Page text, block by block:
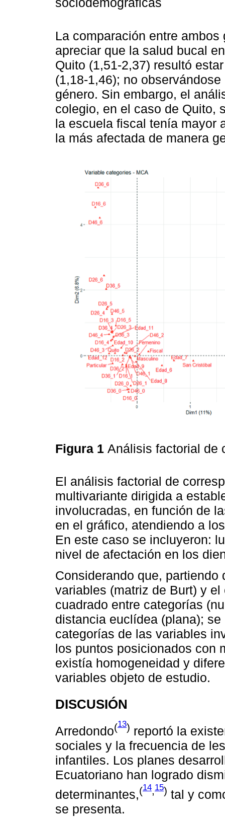
La comparación entre
apreciar que la salud bucal
Quito (1,51-2,37) resultó
(1,18-1,46); no
género. Sin embargo, el
colegio, en el caso de Quito,
la escuela fiscal tenía mayor
la más afectada de manera
Figura 1 Análisis factorial de
El análisis factorial de
multivariante dirigida a
involucradas, en función de
en el gráfico, atendiendo a
En este caso se incluyeron:
nivel de afectación en los
Considerando que,
variables (matriz de Burt) y
cuadrado entre categorías
distancia euclídea (plana);
categorías de las variables
los puntos posicionados con
existía homogeneidad y
variables objeto de estudio.
DISCUSIÓN
Arredondo(13) reportó la
sociales y la frecuencia de
infantiles. Los planes
Ecuatoriano han logrado
determinantes,(14,15) tal y
se presenta.